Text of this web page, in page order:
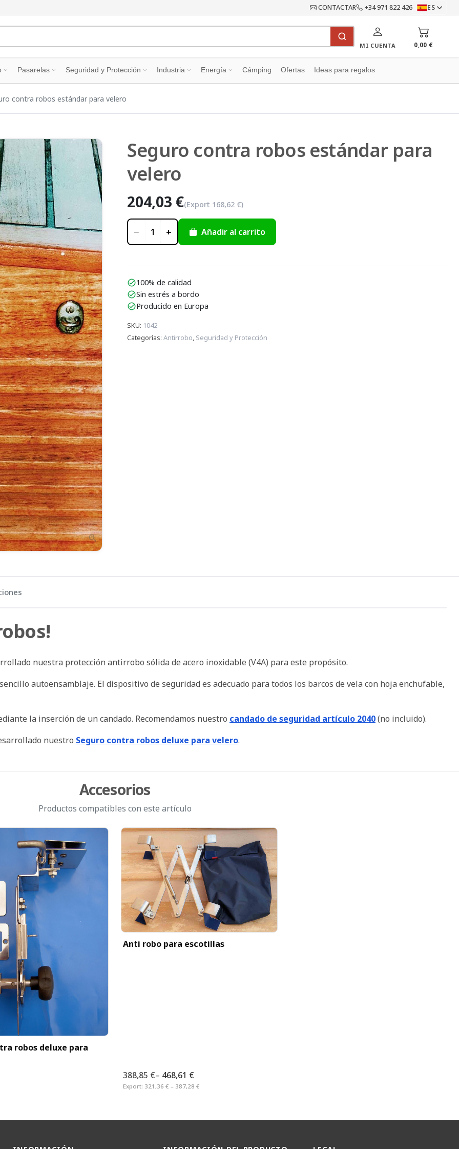
CONTACTAR +34 971 822 426 ES
MI CUENTA 0,00 €
Pasarelas Seguridad y Protección Industria Energía Cámping Ofertas Ideas para regalos
contra robos estándar para velero
zoom_in
Seguro contra robos estándar para
velero
204,03 €(Export 168,62 €)
− 1 + Añadir al carrito
check_circle100% de calidad
check_circleSin estrés a bordo
check_circleProducido en Europa
SKU: 1042
Categorías: Antirrobo, Seguridad y Protección
nuestra protección antirrobo sólida de acero inoxidable (V4A) para este propósito.
autoensamblaje. El dispositivo de seguridad es adecuado para todos los barcos de vela con hoja enchufable,
la inserción de un candado. Recomendamos nuestro candado de seguridad artículo 2040(no incluido).
nuestro Seguro contra robos deluxe para velero.
Accesorios
Productos compatibles con este artículo
robos deluxe para
Anti robo para escotillas
388,85 €– 468,61 €
Export: 321,36 € – 387,28 €